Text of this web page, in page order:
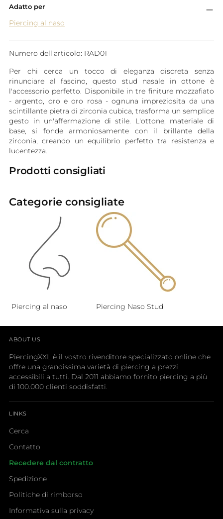
Adatto per
Piercing al naso
Numero dell'articolo: RAD01
Per chi cerca un tocco di eleganza discreta senza
rinunciare al fascino, questo stud nasale in ottone è
l'accessorio perfetto. Disponibile in tre finiture mozzafiato
- argento, oro e oro rosa - ognuna impreziosita da una
scintillante pietra di zirconia cubica, trasforma un semplice
gesto in un'affermazione di stile. L'ottone, materiale di
base, si fonde armoniosamente con il brillante della
zirconia, creando un equilibrio perfetto tra resistenza e
lucentezza.
Prodotti consigliati
Categorie consigliate
Piercing al naso Piercing Naso Stud
ABOUT US
PiercingXXL è il vostro rivenditore specializzato online che
offre una grandissima varietà di piercing a prezzi
accessibili a tutti. Dal 2011 abbiamo fornito piercing a più
di 100.000 clienti soddisfatti.
LINKS
Cerca
Contatto
Recedere dal contratto
Spedizione
Politiche di rimborso
Informativa sulla privacy